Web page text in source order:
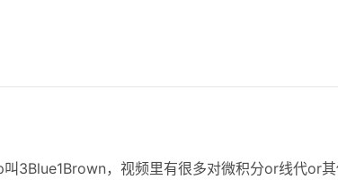
3Blue1Brown，视频里有很多对微积分or线代or